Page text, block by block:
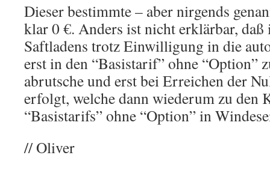
Dieser bestimmte – aber nirgends
klar 0 €. Anders ist nicht erklärbar, daß
Saftladens trotz Einwilligung in die
erst in den “Basistarif” ohne “Option”
abrutsche und erst bei Erreichen der
erfolgt, welche dann wiederum zu den
“Basistarifs” ohne “Option” in
// Oliver